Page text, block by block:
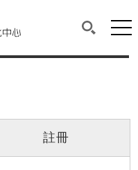
心
網站主要連結。
中心
搜尋(開
網
容區。
註冊